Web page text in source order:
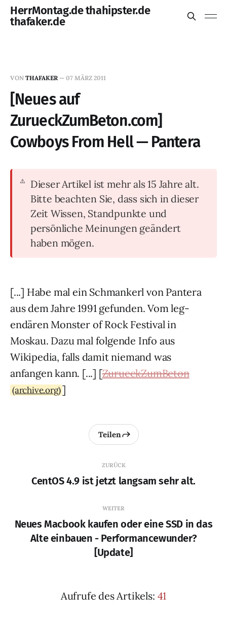
HerrMontag.de thahipster.de
thafaker.de
VON THAFAKER — 07 MÄRZ 2011
[Neues auf
ZurueckZumBeton.com]
Cowboys From Hell — Pantera
Dieser Artikel ist mehr als 15 Jahre alt.
Bitte beachten Sie, dass sich in dieser
Zeit Wissen, Standpunkte und
persönliche Meinungen geändert
haben mögen.
[...] Habe mal ein Schmankerl von Pan­tera
aus dem Jahre 1991 gefun­den. Vom leg­
endären Mon­ster of Rock Fes­ti­val in
Moskau. Dazu mal fol­gende Info aus
Wikipedia, falls damit nie­mand was
anfangen kann. [...] [ZurueckZumBeton
(archive.org)]
ZURÜCK
CentOS 4.9 ist jetzt langsam sehr alt.
Teilen
WEITER
Neues Macbook kaufen oder eine SSD in das
Alte einbauen - Performancewunder?
[Update]
Aufrufe des Artikels: 41